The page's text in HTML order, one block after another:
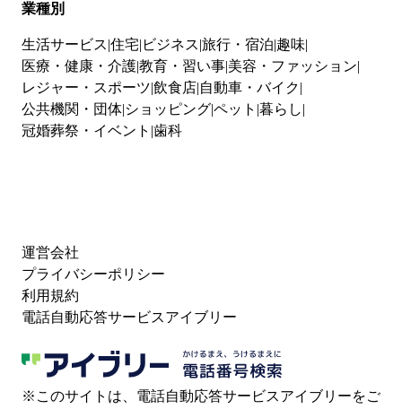
業種別
生活サービス 住宅 ビジネス 旅行・宿泊 趣味
医療・健康・介護教育・習い事 美容・ファッション
レジャー・スポーツ 飲食店 自動車・バイク
公共機関・団体 ショッピングペット 暮らし
冠婚葬祭・イベント 歯科
運営会社
プライバシーポリシー
利用規約
電話自動応答サービスアイブリー
※このサイトは、電話自動応答サービスアイブリーをご